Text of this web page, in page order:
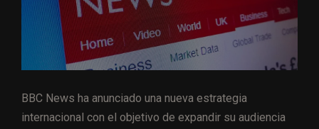
BBC News ha anunciado una nueva estrategia
internacional con el objetivo de expandir su audiencia